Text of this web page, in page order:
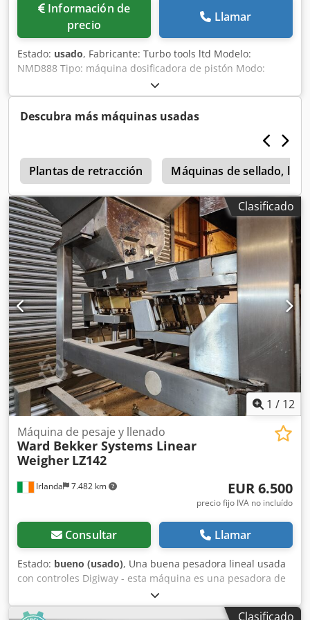
Información de
precio
Llamar
Estado: usado, Fabricante: Turbo tools ltd Modelo:
NMD888 Tipo: máquina dosificadora de pistón Modo:
Automático / semiautomático (por dosis) Funcionamiento:
neumático Accionamiento mediante pedal Bomba
dosificadora ajustable Tolva de alimentación Acero
inoxidable Dsdpfx Aezg Nc Ejbleck 2 juegos de cabezales
Descubra más máquinas usadas
Plantas de retracción Máquinas de sellado,
Clasificado
1 / 12
Irlanda 7.482 km
Máquina de pesaje y llenado
Ward Bekker Systems Linear
Weigher LZ142
EUR 6.500
precio fijo IVA no incluído
Consultar Llamar
Estado: bueno (usado), Una buena pesadora lineal usada
con controles Digiway - esta máquina es una pesadora de
cabezal único con 4 bandejas de alimentación vibratorias -
tecnología de célula de carga y controles Digiway para un
Clasificado